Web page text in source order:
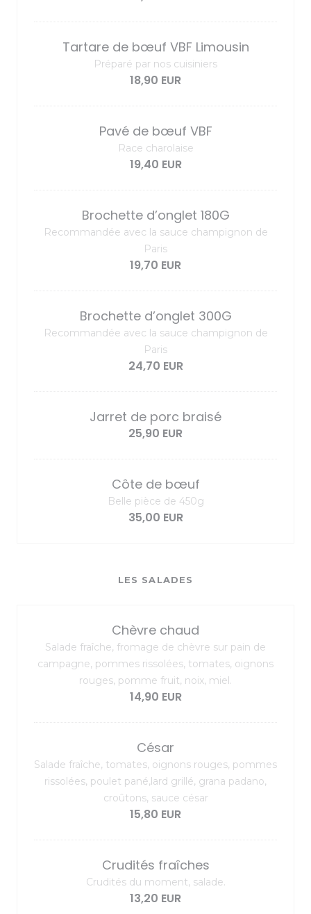
Tartare de bœuf VBF Limousin
Préparé par nos cuisiniers
18,90 EUR
Pavé de bœuf VBF
Race charolaise
19,40 EUR
Brochette d’onglet 180G
Recommandée avec la sauce champignon de
Paris
19,70 EUR
Brochette d’onglet 300G
Recommandée avec la sauce champignon de
Paris
24,70 EUR
Jarret de porc braisé
25,90 EUR
Côte de bœuf
Belle pièce de 450g
35,00 EUR
LES SALADES
Chèvre chaud
Salade fraîche, fromage de chèvre sur pain de
campagne, pommes rissolées, tomates, oignons
rouges, pomme fruit, noix, miel.
14,90 EUR
César
Salade fraîche, tomates, oignons rouges, pommes
rissolées, poulet pané,lard grillé, grana padano,
croûtons, sauce césar
15,80 EUR
Crudités fraîches
Crudités du moment, salade.
13,20 EUR